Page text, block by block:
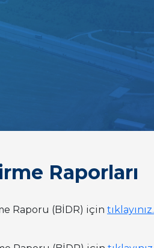
Raporları
Raporu (BİDR) için tıklayınız.